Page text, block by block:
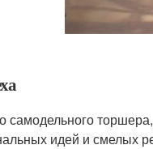
самодельного
идей и смелых